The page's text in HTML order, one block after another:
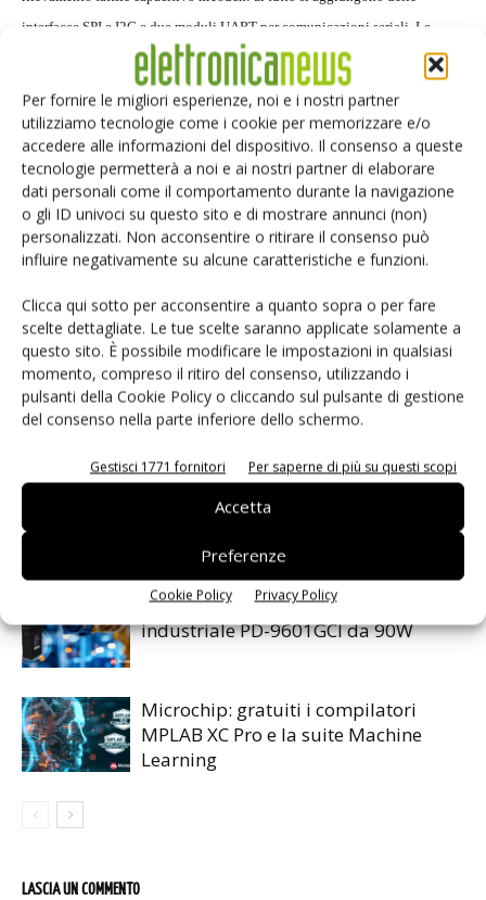
Per fornire le migliori esperienze, noi e i nostri partner
utilizziamo tecnologie come i cookie per memorizzare e/o
accedere alle informazioni del dispositivo. Il consenso a queste
tecnologie permetterà a noi e ai nostri partner di elaborare
dati personali come il comportamento durante la navigazione
o gli ID univoci su questo sito e di mostrare annunci (non)
personalizzati. Non acconsentire o ritirare il consenso può
influire negativamente su alcune caratteristiche e funzioni.
Clicca qui sotto per acconsentire a quanto sopra o per fare
scelte dettagliate. Le tue scelte saranno applicate solamente a
questo sito. È possibile modificare le impostazioni in qualsiasi
momento, compreso il ritiro del consenso, utilizzando i
pulsanti della Cookie Policy o cliccando sul pulsante di gestione
del consenso nella parte inferiore dello schermo.
Gestisci 1771 fornitori Per saperne di più su questi scopi
Accetta
Preferenze
Cookie Policy Privacy Policy
interfacce SPI e I2C e due moduli UART per comunicazioni seriali. Le
possibili applicazioni spaziano nei mercati medicale, industriale e
consumer. Per gli sviluppi basati su questa nuova famiglia a 16 bit i
possessori della scheda di sviluppo Explorer 16 possono acquistare un
modulo plug-in PIC24F16KA.
Microchip
Facebook Twitter
Renesas lancia la piattaforma
Microchip lancia il midspan PoE
industriale PD-9601GCI da 90W
Microchip: gratuiti i compilatori
MPLAB XC Pro e la suite Machine
Learning
LASCIA UN COMMENTO